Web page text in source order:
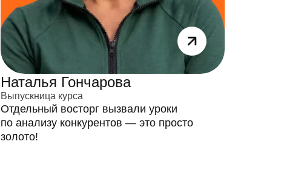
Наталья Гончарова
Выпускница курса
Отдельный восторг вызвали уроки
по анализу конкурентов — это просто
золото!